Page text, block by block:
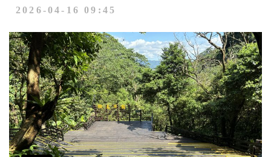
2026-04-16 09:45